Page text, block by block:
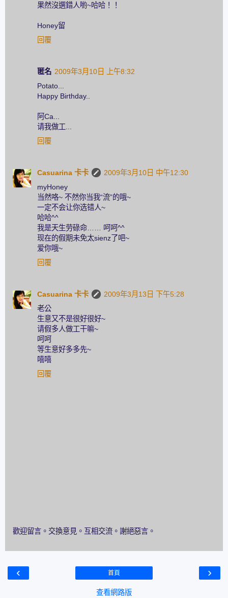
果然沒選錯人喲~哈哈！！
Honey留
回覆
匿名 2009年3月10日 上午8:32
Potato...
Happy Birthday..
阿Ca...
请我做工...
回覆
Casuarina 卡卡
2009年3月10日 中午12:30
myHoney
当然咯~ 不然你当我“流”的哦~
一定不会让你选错人~
哈哈^^
我是天生劳碌命…… 呵呵^^
现在的假期未免太sienz了吧~
爱你哦~
回覆
Casuarina 卡卡
2009年3月13日 下午5:28
老公
生意又不是很好很好~
请假多人做工干嘛~
呵呵
等生意好多多先~
嘻嘻
回覆
歡迎留言。交換意見。互相交流。謝絕惡言。
‹ ›
首頁
查看網路版